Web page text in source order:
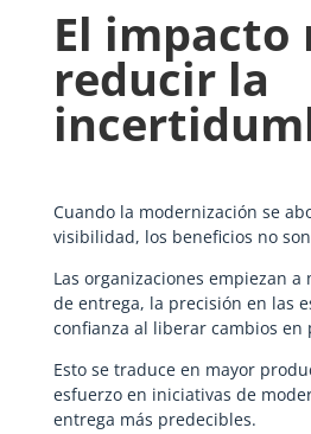
El impacto
reducir la
Cuando la modernización se
visibilidad, los beneficios no
Las organizaciones empiezan
de entrega, la precisión en las
confianza al liberar cambios en
Esto se traduce en mayor
esfuerzo en iniciativas de
entrega más predecibles.